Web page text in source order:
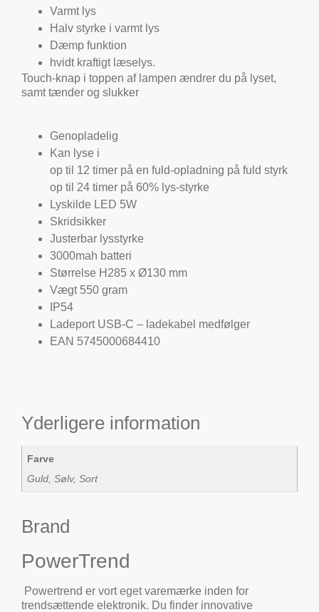
Varmt lys
Halv styrke i varmt lys
Dæmp funktion
hvidt kraftigt læselys.
Touch-knap i toppen af lampen ændrer du på lyset,
samt tænder og slukker
Genopladelig
Kan lyse i
op til 12 timer på en fuld-opladning på fuld styrk
op til 24 timer på 60% lys-styrke
Lyskilde LED 5W
Skridsikker
Justerbar lysstyrke
3000mah batteri
Størrelse H285 x Ø130 mm
Vægt 550 gram
IP54
Ladeport USB-C – ladekabel medfølger
EAN 5745000684410
Yderligere information
Farve
Guld, Sølv, Sort
Brand
PowerTrend
Powertrend er vort eget varemærke inden for
trendsættende elektronik. Du finder innovative